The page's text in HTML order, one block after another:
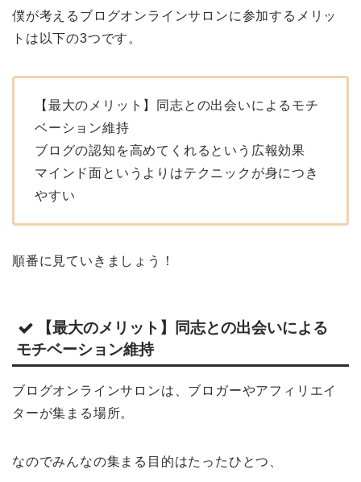
僕が考えるブログオンラインサロンに参加するメリッ
トは以下の3つです。
【最大のメリット】同志との出会いによるモチ
ベーション維持
ブログの認知を高めてくれるという広報効果
マインド面というよりはテクニックが身につき
やすい
順番に見ていきましょう！
【最大のメリット】同志との出会いによる
モチベーション維持
ブログオンラインサロンは、ブロガーやアフィリエイ
ターが集まる場所。
なのでみんなの集まる目的はたったひとつ、